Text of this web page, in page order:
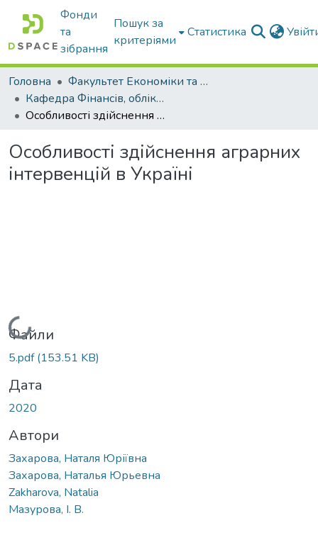
Фонди
та
зібрання
Пошук за
критеріями
Статистика
Головна
Факультет Економіки та бізнесу
Кафедра Фінансів, обліку і оподаткування
Особливості здійснення аграрних інтервенцій в Україні
Особливості здійснення аграрних
інтервенцій в Україні
Вантажиться...
Файли
5.pdf(153.51 KB)
Дата
2020
Автори
Захарова, Наталя Юріївна
Захарова, Наталья Юрьевна
Zakharova, Natalia
Мазурова, І. В.